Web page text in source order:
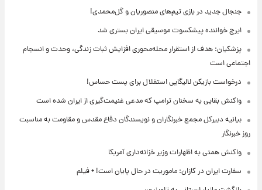
جنجال جدید در بازی تیم‌های منصوریان و گل‌محمدی!
ایرج خواننده پیشکسوت موسیقی ایران بستری شد
پزشکیان: هدف از استقرار محله‌محوری افزایش ثبات زندگی، وحدت و انسجام
اجتماعی است
درخواست بازیکن لالیگایی استقلال برای پست حساس!
واکنش بقایی به سخنان ترامپ که مدعی غنیمت‌گیری از ایران شده است
بیانیه دبیرکل مجمع خبرنگاران و نویسندگان دفاع مقدس و مقاومت به مناسبت
روز خبرنگار
واکنش همتی به اظهارات وزیر خزانه‌داری آمریکا
سفارت ایران در کازان: ماموریت در حال پایان است! + فیلم